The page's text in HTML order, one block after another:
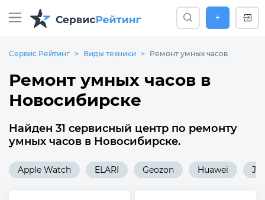
+
Сервис Рейтинг Виды техники Ремонт умных часов
Ремонт умных часов в
Новосибирске
Найден 31 сервисный центр по ремонту
умных часов в Новосибирске.
Apple Watch ELARI Geozon Huawei Jet